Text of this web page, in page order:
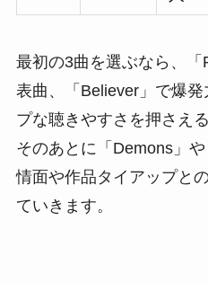
最初の3曲を選ぶなら、
表曲、「Believer」で爆
プな聴きやすさを押さえ
そのあとに「Demons」
情面や作品タイアップと
ていきます。